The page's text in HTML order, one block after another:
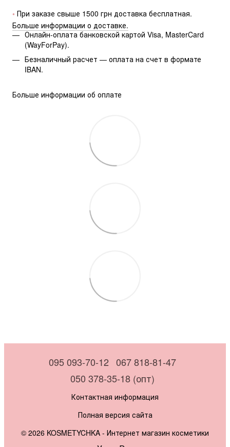
• При заказе свыше 1500 грн доставка бесплатная.
Больше информации о доставке.
Онлайн-оплата банковской картой Visa, MasterCard
(WayForPay).
Безналичный расчет — оплата на счет в формате
IBAN.
Больше информации об оплате
095 093-70-12 067 818-81-47
050 378-35-18 (опт)
Контактная информация
Полная версия сайта
© 2026 KOSMETYCHKA - Интернет магазин косметики